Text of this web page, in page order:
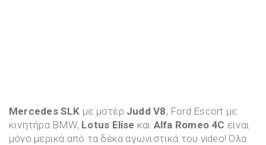
Mercedes SLK με μοτέρ Judd V8, Ford Escort με
κινητήρα BMW, Lotus Elise και Alfa Romeo 4C είναι
μόνο μερικά από τα δέκα αγωνιστικά του video! Όλα